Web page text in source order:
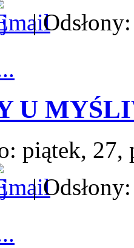
|
U
piątek, 27,
|